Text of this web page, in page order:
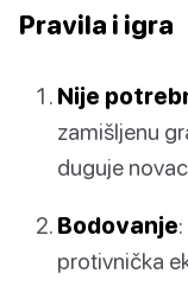
Pravila i igra
Nije
zamišljenu
duguje
Bodovanje
protivnička